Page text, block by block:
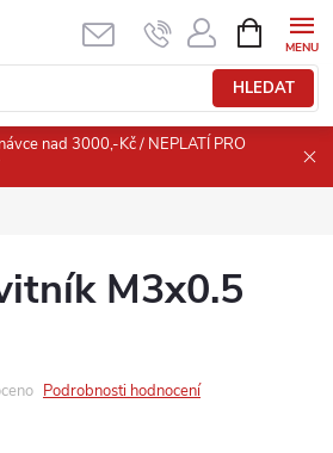
HLEDAT
NÁKUPNÍ
KOŠÍK
nad 3000,-Kč / NEPLATÍ PRO
M3x0.5
Podrobnosti hodnocení